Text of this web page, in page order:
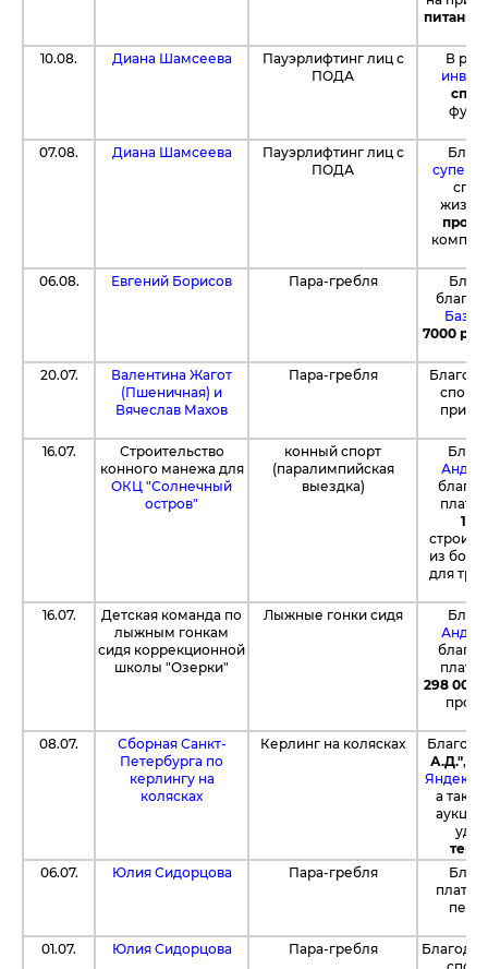
питания
10.08.
Диана Шамсеева
Пауэрлифтинг лиц с
ПОДА
В
07.08.
Диана Шамсеева
Пауэрлифтинг лиц с
ПОДА
06.08. Евгений Борисов Пара-гребля
7000
20.07.
Валентина Жагот
(Пшеничная) и
Вячеслав Махов
Пара-гребля
16.07.
Строительство
конного манежа для
ОКЦ "Солнечный
остров"
конный спорт
(паралимпийская
выездка)
из
для
16.07.
Детская команда по
лыжным гонкам
сидя коррекционной
школы "Озерки"
Лыжные гонки сидя
298 000
08.07.
Сборная Санкт-
Петербурга по
керлингу на
колясках
Керлинг на колясках
А.Д.",
а
06.07.
Юлия Сидорцова Пара-гребля
01.07. Юлия Сидорцова Пара-гребля